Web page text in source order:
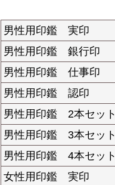
男性用印鑑 実印
男性用印鑑 銀行印
男性用印鑑 仕事印
男性用印鑑 認印
男性用印鑑 2本セット
男性用印鑑 3本セット
男性用印鑑 4本セット
女性用印鑑 実印